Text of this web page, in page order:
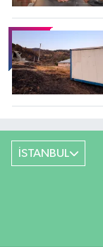
İSTANBUL